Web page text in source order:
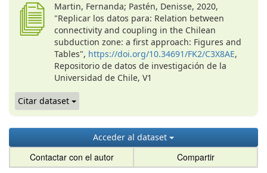
Martin, Fernanda; Pastén, Denisse, 2020,
"Replicar los datos para: Relation between
connectivity and coupling in the Chilean
subduction zone: a first approach: Figures and
Tables", https://doi.org/10.34691/FK2/C3X8AE,
Repositorio de datos de investigación de la
Universidad de Chile, V1
Citar dataset
Acceder al dataset
Contactar con el autor Compartir